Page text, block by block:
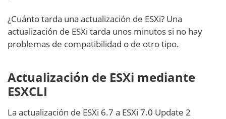
¿Cuánto tarda una actualización de ESXi? Una
actualización de ESXi tarda unos minutos si no hay
problemas de compatibilidad o de otro tipo.
Actualización de ESXi mediante
ESXCLI
La actualización de ESXi 6.7 a ESXi 7.0 Update 2